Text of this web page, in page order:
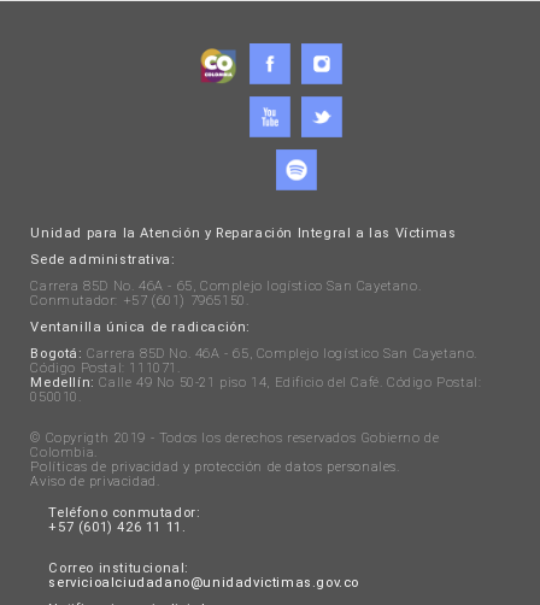
Unidad para la Atención y Reparación Integral a las Víctimas
Sede administrativa:
Carrera 85D No. 46A - 65, Complejo logístico San Cayetano.
Conmutador: +57 (601) 7965150.
Ventanilla única de radicación:
Bogotá: Carrera 85D No. 46A - 65, Complejo logístico San Cayetano.
Código Postal: 111071.
Medellín: Calle 49 No 50-21 piso 14, Edificio del Café. Código Postal:
050010.
© Copyrigth 2019 - Todos los derechos reservados Gobierno de
Colombia.
Políticas de privacidad y protección de datos personales.
Aviso de privacidad .
Teléfono conmutador:
+57 (601) 426 11 11.
Correo institucional:
servicioalciudadano@unidadvictimas.gov.co